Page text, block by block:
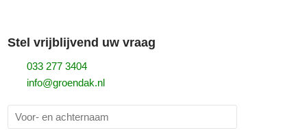
Stel vrijblijvend uw vraag
033 277 3404
info@groendak.nl
o